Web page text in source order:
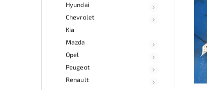
Hyundai
Chevrolet
Kia
Mazda
Opel
Peugeot
Renault